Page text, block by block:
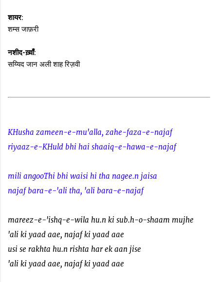
शायर:
शम्स जाफ़री
नशीद-ख़्वाँ:
सय्यिद जान अली शाह रिज़वी
KHusha zameen-e-mu'alla, zahe-faza-e-najaf
riyaaz-e-KHuld bhi hai shaaiq-e-hawa-e-najaf
mili angooThi bhi waisi hi tha nagee.n jaisa
najaf bara-e-'ali tha, 'ali bara-e-najaf
mareez-e-'ishq-e-wila hu.n ki sub.h-o-shaam mujhe
'ali ki yaad aae, najaf ki yaad aae
usi se rakhta hu.n rishta har ek aan jise
'ali ki yaad aae, najaf ki yaad aae